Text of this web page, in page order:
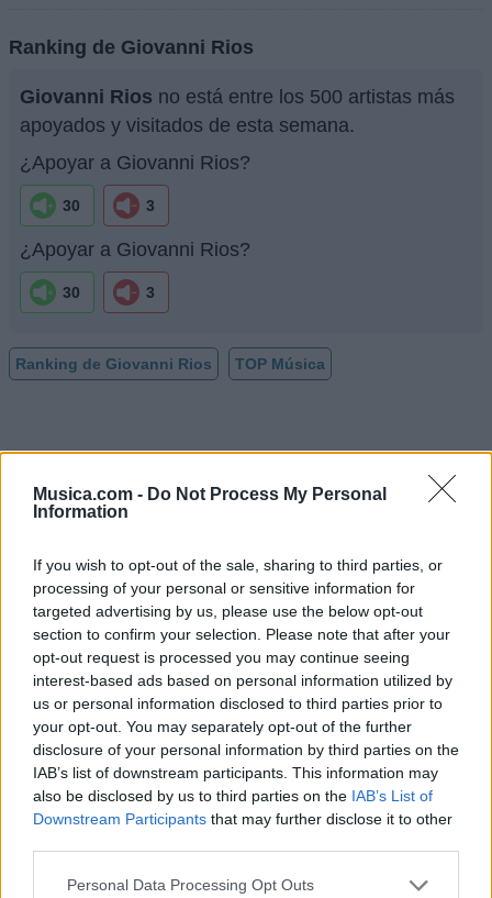
Musica.com - Do Not Process My Personal
Information
If you wish to opt-out of the sale, sharing to third parties, or
processing of your personal or sensitive information for
targeted advertising by us, please use the below opt-out
section to confirm your selection. Please note that after your
opt-out request is processed you may continue seeing
interest-based ads based on personal information utilized by
us or personal information disclosed to third parties prior to
your opt-out. You may separately opt-out of the further
disclosure of your personal information by third parties on the
IAB’s list of downstream participants. This information may
also be disclosed by us to third parties on the IAB’s List of
Downstream Participants that may further disclose it to other
Personal Data Processing Opt Outs
Ranking de Giovanni Rios
Giovanni Rios no está entre los 500 artistas más
apoyados y visitados de esta semana.
¿Apoyar a Giovanni Rios?
30 3
¿Apoyar a Giovanni Rios?
30 3
Ranking de Giovanni Rios TOP Música
Ver perfil
@musicapuntocom Ver perfil